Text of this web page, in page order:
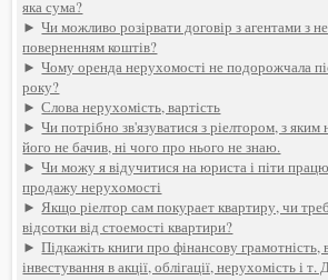
яка сума?
►Чи можливо розірвати договір з агентами з
поверненням коштів?
►Чому оренда нерухомості не подорожчала
року?
►Слова нерухомість, вартість
►Чи потрібно зв'язуватися з ріелтором, з
його не бачив, ні чого про нього не знаю.
►Чи можу я відучитися на юриста і піти
продажу нерухомості
►Якщо ріелтор сам покурает квартиру, чи
відсотки від стоемості квартири?
►Підкажіть книги про фінансову
інвестування в акції, облігації, нерухомість і т.